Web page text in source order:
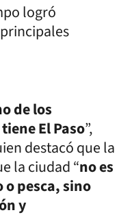
logró
de los
El Paso”,
destacó que la
la ciudad “no es
pesca, sino
y